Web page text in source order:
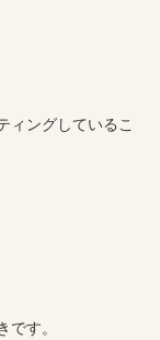
ィングしているこ
す。